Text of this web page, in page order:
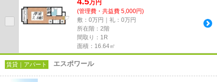
万円
(管理費・共益費 5,000円)
敷：0万円｜礼：0万円
所在階：2階
間取り：1R
面積：16.64㎡
賃貸｜アパート エスポワール